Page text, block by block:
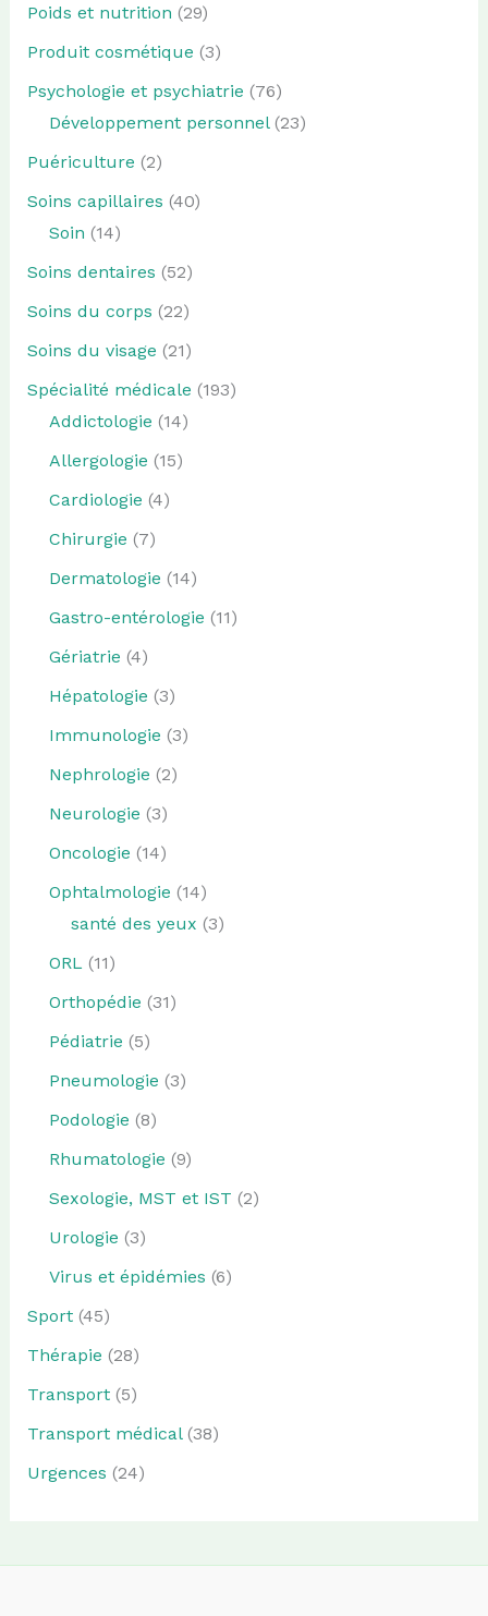
Poids et nutrition (29)
Produit cosmétique (3)
Psychologie et psychiatrie (76)
Développement personnel(23)
Puériculture (2)
Soins capillaires (40)
Soin (14)
Soins dentaires (52)
Soins du corps (22)
Soins du visage (21)
Spécialité médicale (193)
Addictologie (14)
Allergologie (15)
Cardiologie (4)
Chirurgie (7)
Dermatologie (14)
Gastro-entérologie (11)
Gériatrie (4)
Hépatologie (3)
Immunologie (3)
Nephrologie (2)
Neurologie (3)
Oncologie (14)
Ophtalmologie (14)
santé des yeux (3)
ORL (11)
Orthopédie (31)
Pédiatrie (5)
Pneumologie (3)
Podologie (8)
Rhumatologie (9)
Sexologie, MST et IST (2)
Urologie (3)
Virus et épidémies (6)
Sport(45)
Thérapie (28)
Transport(5)
Transport médical(38)
Urgences (24)